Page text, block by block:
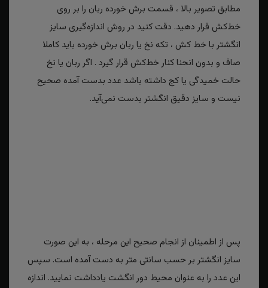
مطابق تصویر بالا ، قسمت برش خورده ربان را بر روی
خط‌کش قرار دهید. دقت کنید در روش اندازه‌گیری سایز
انگشتر با خط کش ، تکه نخ یا ربان برش خورده باید کاملا
صاف و بدون انحنا کنار خط‌کش قرار گیرد . اگر ربان یا نخ
حالت خمیدگی یا کج داشته باشد عدد بدست آمده صحیح
نیست و سایز دقیق انگشتر بدست نمی‌آید.
پس از اطمینان از انجام صحیح این مرحله ، به این صورت
سایز انگشتر بر حسب سانتی متر به دست آمده است. سپس
این عدد را به عنوان محیط دور انگشت یادداشت نمایید. اندازه